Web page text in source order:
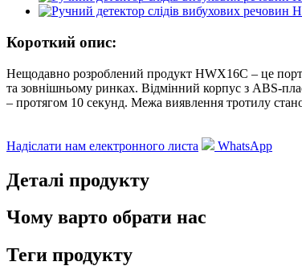
Короткий опис:
Нещодавно розроблений продукт HWX16C – це
та зовнішньому ринках. Відмінний корпус з ABS-
– протягом 10 секунд. Межа виявлення тротилу
Надіслати нам електронного листа WhatsApp
Деталі продукту
Чому варто обрати нас
Теги продукту